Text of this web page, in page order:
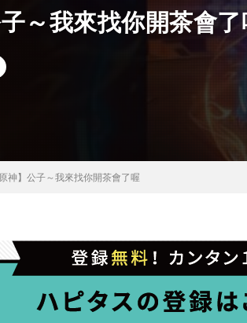
子～我來找你開茶會
原神】公子～我來找你開茶會了喔